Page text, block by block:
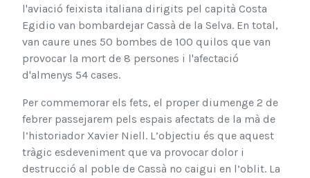
l'aviació feixista italiana dirigits pel capità Costa
Egidio van bombardejar Cassà de la Selva. En total,
van caure unes 50 bombes de 100 quilos que van
provocar la mort de 8 persones i l'afectació
d'almenys 54 cases.
Per commemorar els fets, el proper diumenge 2 de
febrer passejarem pels espais afectats de la mà de
l’historiador Xavier Niell. L’objectiu és que aquest
tràgic esdeveniment que va provocar dolor i
destrucció al poble de Cassà no caigui en l’oblit. La